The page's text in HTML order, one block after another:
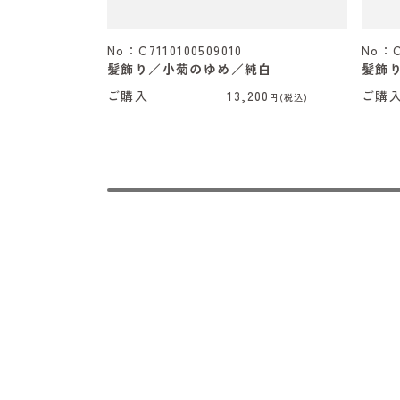
No：C7110100509010
髪飾り／小菊のゆめ／純白
ご購入
13,200 円(税込)
No：
髪飾
ご購